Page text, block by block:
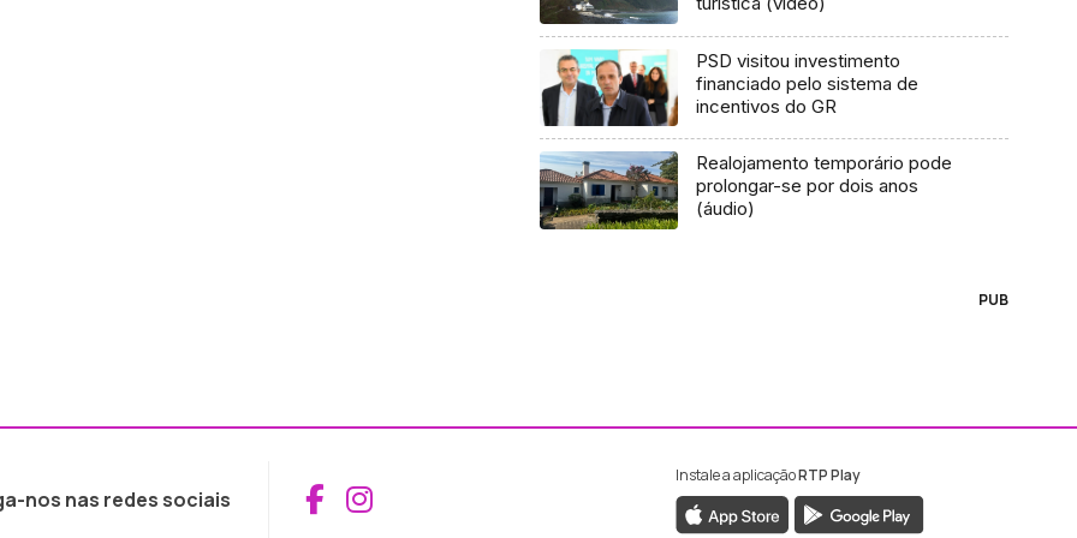
PSD visitou investimento
financiado pelo sistema de
incentivos do GR
Realojamento temporário pode
prolongar-se por dois anos
(áudio)
PUB
nos nas redes sociais Aceder ao Facebook da RTP Madeira
Aceder ao Instagram da RTP Madeira
Instale a aplicaçãoRTP Play